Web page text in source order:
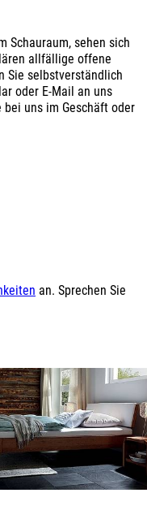
Schauraum, sehen sich
allfällige offene
Sie selbstverständlich
oder E-Mail an uns
uns im Geschäft oder
an. Sprechen Sie